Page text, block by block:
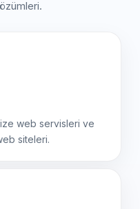
web servisleri ve
siteleri.